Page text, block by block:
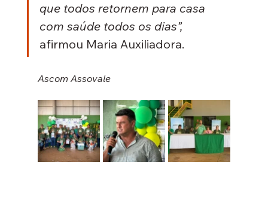
que todos retornem para casa
com saúde todos os dias”,
afirmou Maria Auxiliadora.
Ascom Assovale